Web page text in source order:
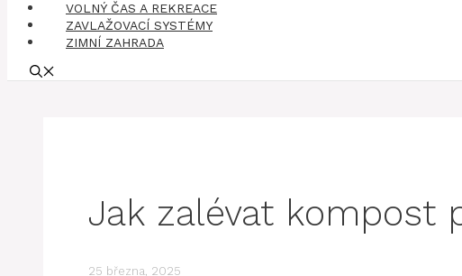
VOLNÝ ČAS A REKREACE
ZAVLAŽOVACÍ SYSTÉMY
ZIMNÍ ZAHRADA
Jak zalévat kompost
25 března, 2025